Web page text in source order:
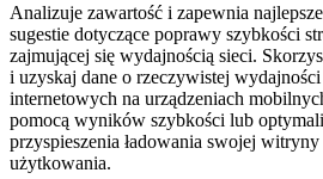
Analizuje zawartość i zapewnia
sugestie dotyczące poprawy szybkości
zajmującej się wydajnością sieci.
i uzyskaj dane o rzeczywistej
internetowych na urządzeniach
pomocą wyników szybkości lub
przyspieszenia ładowania swojej
użytkowania.